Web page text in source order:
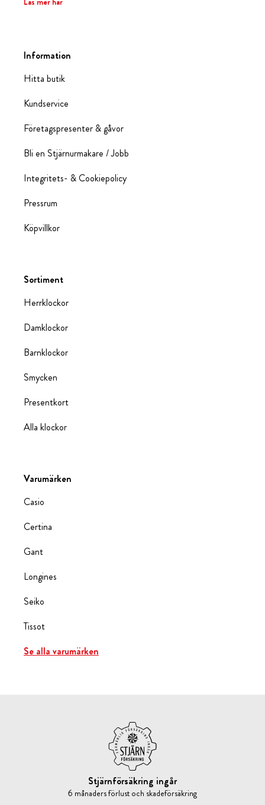
Information
Hitta butik
Kundservice
Företagspresenter & gåvor
Bli en Stjärnurmakare / Jobb
Integritets- & Cookiepolicy
Pressrum
Köpvillkor
Sortiment
Herrklockor
Damklockor
Barnklockor
Smycken
Presentkort
Alla klockor
Varumärken
Casio
Certina
Gant
Longines
Seiko
Tissot
Se alla varumärken
Stjärnförsäkring ingår
6 månaders förlust och skadeförsäkring